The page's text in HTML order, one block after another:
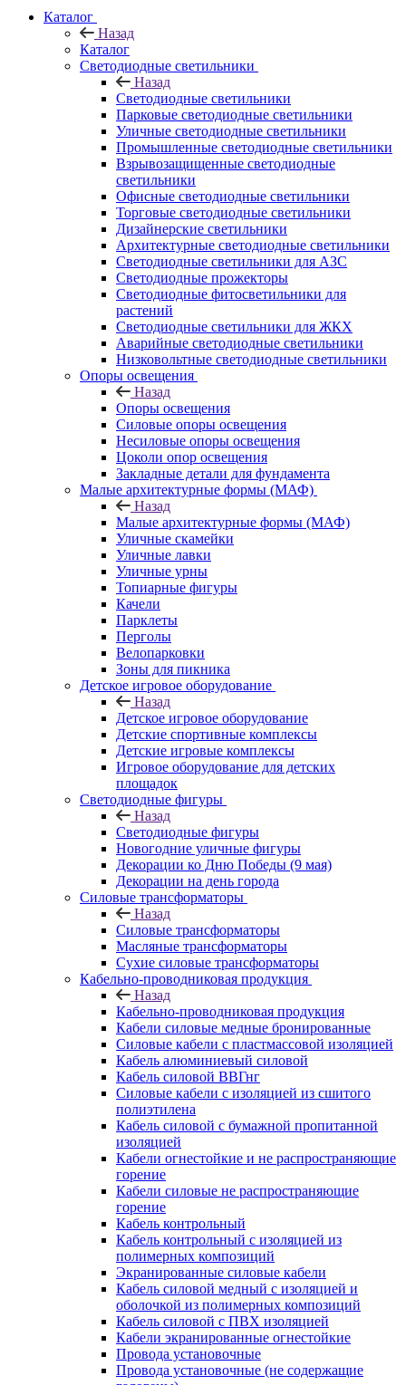
Каталог
Назад
Каталог
Светодиодные светильники
Назад
Светодиодные светильники
Парковые светодиодные светильники
Уличные светодиодные светильники
Промышленные светодиодные светильники
Взрывозащищенные светодиодные
светильники
Офисные светодиодные светильники
Торговые светодиодные светильники
Дизайнерские светильники
Архитектурные светодиодные светильники
Светодиодные светильники для АЗС
Светодиодные прожекторы
Светодиодные фитосветильники для
растений
Светодиодные светильники для ЖКХ
Аварийные светодиодные светильники
Низковольтные светодиодные светильники
Опоры освещения
Назад
Опоры освещения
Силовые опоры освещения
Несиловые опоры освещения
Цоколи опор освещения
Закладные детали для фундамента
Малые архитектурные формы (МАФ)
Назад
Малые архитектурные формы (МАФ)
Уличные скамейки
Уличные лавки
Уличные урны
Топиарные фигуры
Качели
Парклеты
Перголы
Велопарковки
Зоны для пикника
Детское игровое оборудование
Назад
Детское игровое оборудование
Детские спортивные комплексы
Детские игровые комплексы
Игровое оборудование для детских
площадок
Светодиодные фигуры
Назад
Светодиодные фигуры
Новогодние уличные фигуры
Декорации ко Дню Победы (9 мая)
Декорации на день города
Силовые трансформаторы
Назад
Силовые трансформаторы
Масляные трансформаторы
Сухие силовые трансформаторы
Кабельно-проводниковая продукция
Назад
Кабельно-проводниковая продукция
Кабели силовые медные бронированные
Силовые кабели с пластмассовой изоляцией
Кабель алюминиевый силовой
Кабель силовой ВВГнг
Силовые кабели с изоляцией из сшитого
полиэтилена
Кабель силовой с бумажной пропитанной
изоляцией
Кабели огнестойкие и не распространяющие
горение
Кабели силовые не распространяющие
горение
Кабель контрольный
Кабель контрольный с изоляцией из
полимерных композиций
Экранированные силовые кабели
Кабель силовой медный с изоляцией и
оболочкой из полимерных композиций
Кабель силовой с ПВХ изоляцией
Кабели экранированные огнестойкие
Провода установочные
Провода установочные (не содержащие